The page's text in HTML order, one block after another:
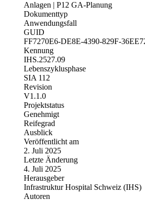
Dokumenttyp
Anwendungsfall
GUID
FF7270E6-DE8E-4390-829F-
Kennung
IHS.2527.09
Lebenszyklusphase
SIA 112
Revision
V1.1.0
Projektstatus
Genehmigt
Reifegrad
Ausblick
Veröffentlicht am
2. Juli 2025
Letzte Änderung
4. Juli 2025
Herausgeber
Infrastruktur Hospital Schweiz (IHS)
Autoren